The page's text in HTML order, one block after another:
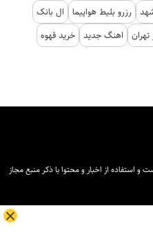
رزرو بلیط هواپیما
ال بانک
اهنگ جدید خرید قهوه
و استفاده از اخبار و محتوا با ذکر منبع مجاز